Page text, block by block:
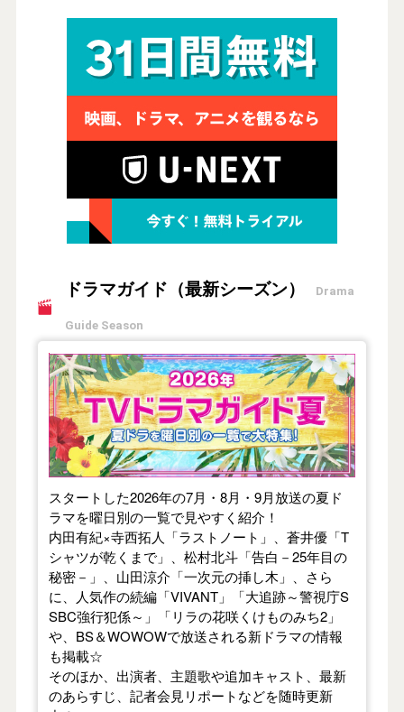
ドラマガイド（最新シーズン） Drama
Guide Season
【2026年夏】TVドラマガイド
スタートした2026年の7月・8月・9月放送の夏ド
ラマを曜日別の一覧で見やすく紹介！
内田有紀×寺西拓人「ラストノート」、蒼井優「T
シャツが乾くまで」、松村北斗「告白－25年目の
秘密－」、山田涼介「一次元の挿し木」、さら
に、人気作の続編「VIVANT」「大追跡～警視庁S
SBC強行犯係～」「リラの花咲くけものみち2」
や、BS＆WOWOWで放送される新ドラマの情報
も掲載☆
そのほか、出演者、主題歌や追加キャスト、最新
のあらすじ、記者会見リポートなどを随時更新